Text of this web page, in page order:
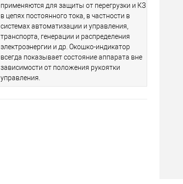
применяются для защиты от перегрузки и КЗ
в цепях постоянного тока, в частности в
системах автоматизации и управления,
транспорта, генерации и распределения
электроэнергии и др. Окошко-индикатор
всегда показывает состояние аппарата вне
зависимости от положения рукоятки
управления.